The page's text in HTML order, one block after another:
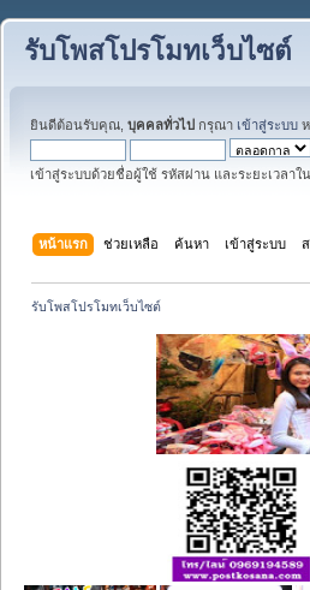
รับโพสโปรโมทเว็บไซต์
ยินดีต้อนรับคุณ, บุคคลทั่วไป กรุณา เข้าสู่ระบบ
เข้าสู่ระบบด้วยชื่อผู้ใช้ รหัสผ่าน และระยะเวลาใ
หน้าแรก ช่วยเหลือ ค้นหา เข้าสู่ระบบ
รับโพสโปรโมทเว็บไซต์